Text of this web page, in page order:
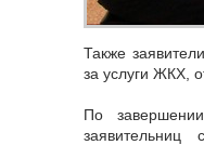
Также
за услуги ЖКХ,
По